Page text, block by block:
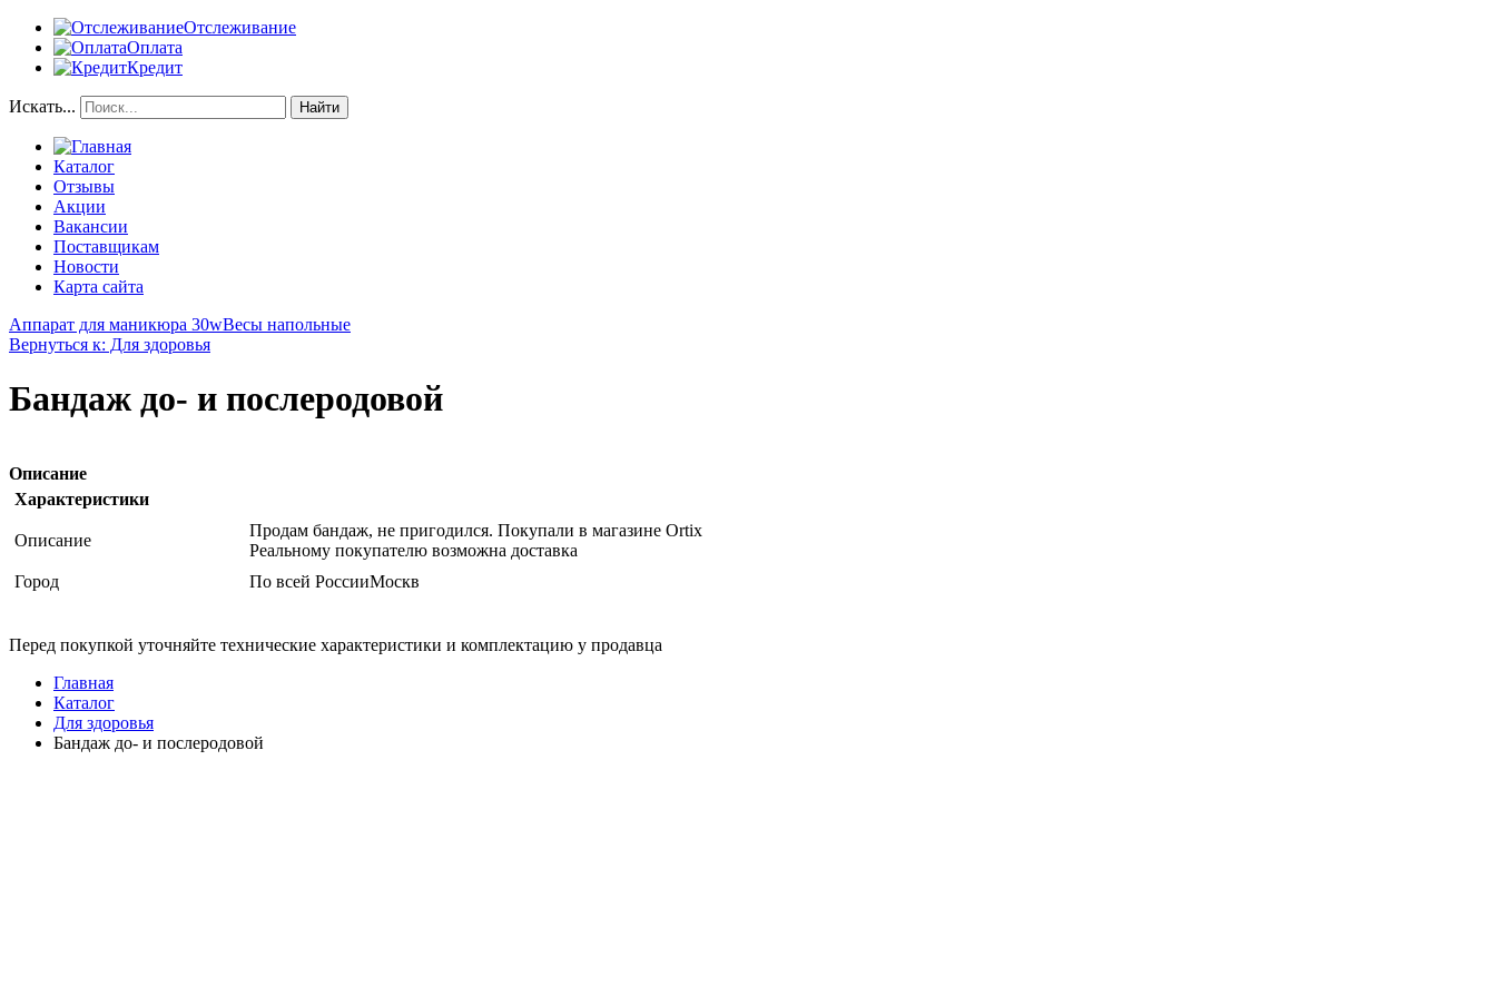
Отслеживание
Оплата
Кредит
Искать... Найти
Каталог
Отзывы
Акции
Вакансии
Поставщикам
Новости
Карта сайта
Аппарат для маникюра 30wВесы напольные
Вернуться к: Для здоровья
Бандаж до- и послеродовой
Описание
Характеристики
Описание
Продам бандаж, не пригодился. Покупали в магазине Ortix
Реальному покупателю возможна доставка
Город
По всей РоссииМоскв
Перед покупкой уточняйте технические характеристики и комплектацию у продавца
Главная
Каталог
Для здоровья
Бандаж до- и послеродовой